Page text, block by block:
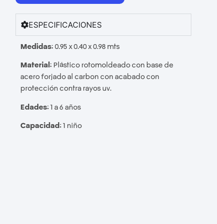
ESPECIFICACIONES
Medidas:0.95 x 0.40 x 0.98 mts
Material:Plástico rotomoldeado con base de
acero forjado al carbon con acabado con
protección contra rayos uv.
Edades:1 a 6 años
Capacidad:1 niño